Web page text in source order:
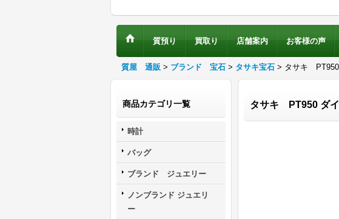
質預り 買取り 店舗案内 お客様の声
質屋 通販 > ブランド 宝石 > タサキ宝石 > タサキ PT950
商品カテゴリ一覧
時計
バッグ
ブランド ジュエリー
ノンブランド ジュエリ
ー
タサキ PT950 ダイ